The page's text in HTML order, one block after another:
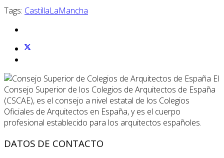
Tags: CastillaLaMancha
El
Consejo Superior de los Colegios de Arquitectos de España
(CSCAE), es el consejo a nivel estatal de los Colegios
Oficiales de Arquitectos en España, y es el cuerpo
profesional establecido para los arquitectos españoles.
DATOS DE CONTACTO